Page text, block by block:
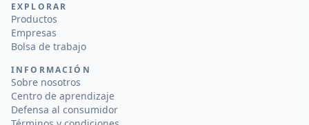
EXPLORAR
Productos
Empresas
Bolsa de trabajo
INFORMACIÓN
Sobre nosotros
Centro de aprendizaje
Defensa al consumidor